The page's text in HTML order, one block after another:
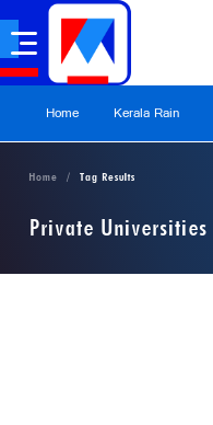
Home Kerala Rain
Home Tag Results
Private Universities